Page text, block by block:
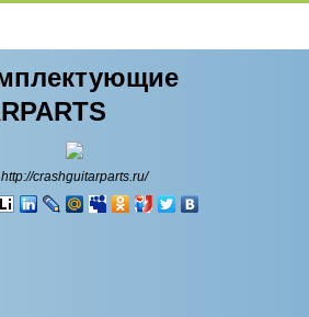
http://crashguitarparts.ru/